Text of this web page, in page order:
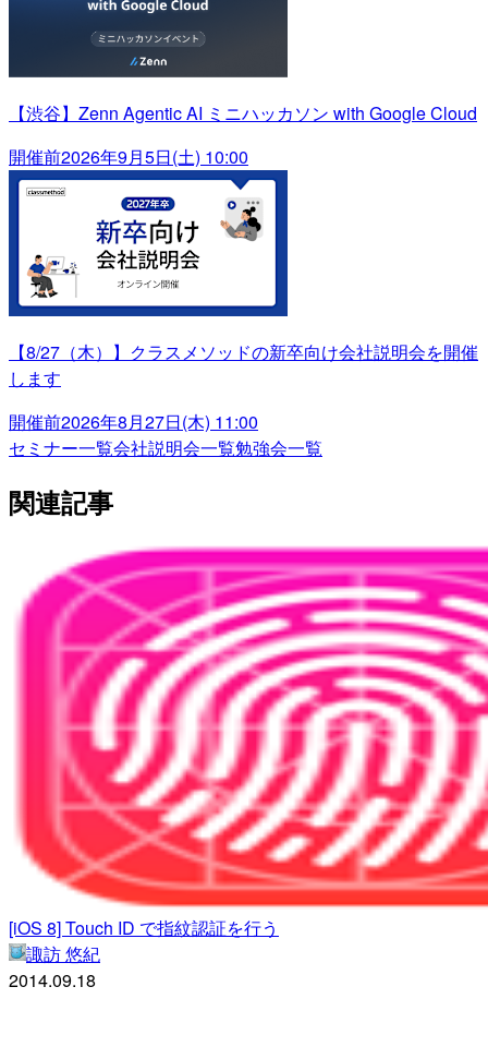
【渋谷】Zenn Agentic AI ミニハッカソン with Google Cloud
開催前2026年9月5日(土) 10:00
【8/27（木）】クラスメソッドの新卒向け会社説明会を開催
します
開催前2026年8月27日(木) 11:00
セミナー一覧会社説明会一覧勉強会一覧
関連記事
[iOS 8] Touch ID で指紋認証を行う
諏訪 悠紀
2014.09.18